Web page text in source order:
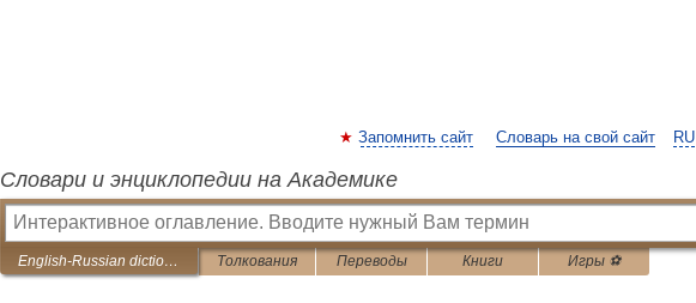
RU
Запомнить сайт Словарь на свой сайт
Словари и энциклопедии на Академике
English-Russian dictionary of computer abbreviations and terms Толкования Переводы Книги Игры ⚽